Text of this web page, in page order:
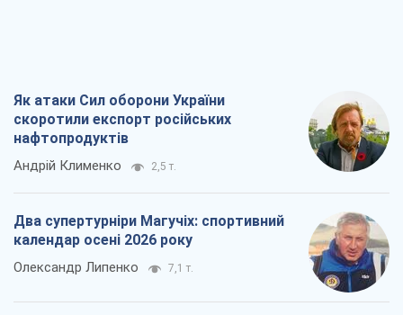
Як атаки Сил оборони України
скоротили експорт російських
нафтопродуктів
Андрій Клименко 2,5 т.
Два супертурніри Магучіх: спортивний
календар осені 2026 року
Олександр Липенко 7,1 т.